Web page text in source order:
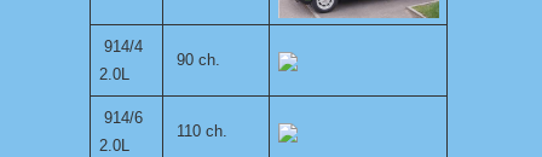
914/4
2.0L
90 ch.
914/6
2.0L
110 ch.